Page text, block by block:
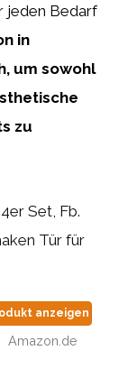
jeden Bedarf
in
um sowohl
zu
Set, Fb.
Tür für
anzeigen
Amazon.de